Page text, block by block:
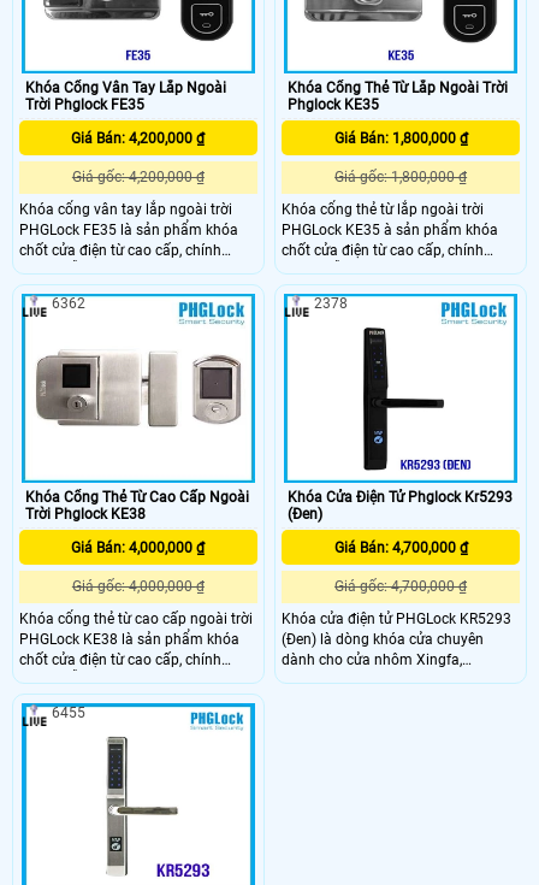
toàn tối ưu
Khóa Cổng Vân Tay Lắp Ngoài
Trời Phglock FE35
Giá Bán: 4,200,000 ₫
Giá gốc: 4,200,000 ₫
Khóa cổng vân tay lắp ngoài trời
PHGLock FE35 là sản phẩm khóa
chốt cửa điện từ cao cấp, chính
hãng. Hỗ trợ những tính năng bảo
mật cao cấp, hiện đại cùng với thiết
kế từ thép và bề ngoài bảo vệ bởi
bảo dùng tốt trong điều kiện thời tiết
khắc nghiệt khi lắp đặt ngoài trời.
Khóa Cổng Thẻ Từ Lắp Ngoài Trời
Phglock KE35
Giá Bán: 1,800,000 ₫
Giá gốc: 1,800,000 ₫
Khóa cổng thẻ từ lắp ngoài trời
PHGLock KE35 à sản phẩm khóa
chốt cửa điện từ cao cấp, chính
hãng. Hỗ trợ những tính năng bảo
mật cao cấp, hiện đại cùng với thiết
kế từ thép và bề ngoài bảo vệ bởi
lớp sơn chống rỉ sét. Sản phẩm đảm
bảo dùng tốt trong điều kiện thời tiết
khắc nghiệt khi lắp đặt ngoài trời.
Khóa Cổng Thẻ Từ Cao Cấp Ngoài
Trời Phglock KE38
Giá Bán: 4,000,000 ₫
Giá gốc: 4,000,000 ₫
Khóa cổng thẻ từ cao cấp ngoài trời
PHGLock KE38 là sản phẩm khóa
chốt cửa điện từ cao cấp, chính
hãng. Hỗ trợ những tính năng bảo
mật cao cấp, hiện đại cùng với thiết
kế từ thép và bề ngoài bảo vệ bởi
lớp sơn chống rỉ sét. Sản phẩm đảm
bảo dùng tốt trong điều kiện thời tiết
khắc nghiệt khi lắp đặt ngoài trời.
6362
Khóa Cửa Điện Tử Phglock Kr5293
(Đen)
Giá Bán: 4,700,000 ₫
Giá gốc: 4,700,000 ₫
Khóa cửa điện tử PHGLock KR5293
(Đen) là dòng khóa cửa chuyên
dành cho cửa nhôm Xingfa,
EuroWindow, cửa nhựa lõi thép có
2378
6455